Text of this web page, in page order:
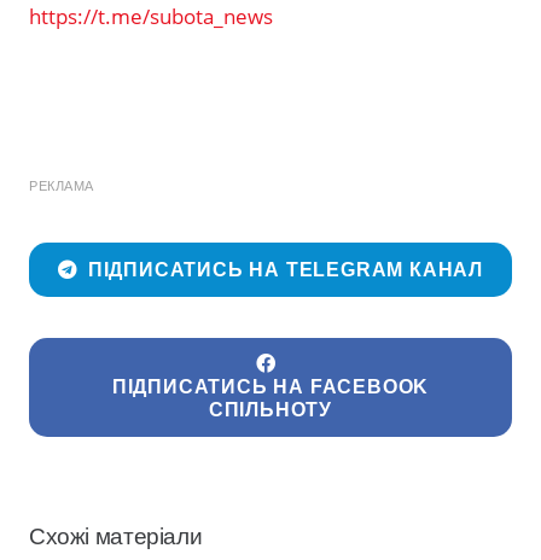
https://t.me/subota_news
РЕКЛАМА
ПІДПИСАТИСЬ НА TELEGRAM КАНАЛ
ПІДПИСАТИСЬ НА FACEBOOK
СПІЛЬНОТУ
Схожі матеріали